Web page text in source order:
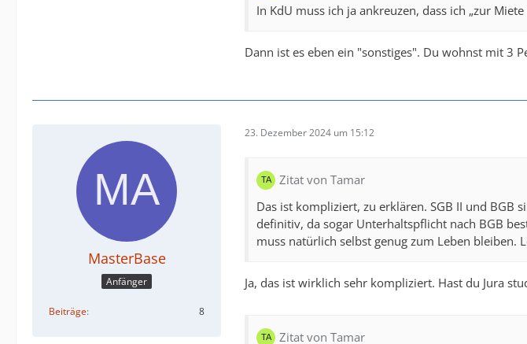
In KdU muss ich ja ankreuzen, dass ich „zur
Dann ist es eben ein "sonstiges". Du wohnst mit 3
MasterBase
Anfänger
Beiträge 8
23. Dezember 2024 um 15:12
Zitat von Tamar
Das ist kompliziert, zu erklären. SGB II und
definitiv, da sogar Unterhaltspflicht nach BGB
muss natürlich selbst genug zum Leben bleiben.
Ja, das ist wirklich sehr kompliziert. Hast du Jura
Zitat von Tamar